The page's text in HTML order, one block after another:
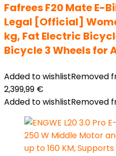
Fafrees F20 Mate E-
Legal [Official]
kg, Fat Electric
Bicycle 3 Wheels for
Added to wishlistRemoved
2,399,99 €
Added to wishlistRemoved